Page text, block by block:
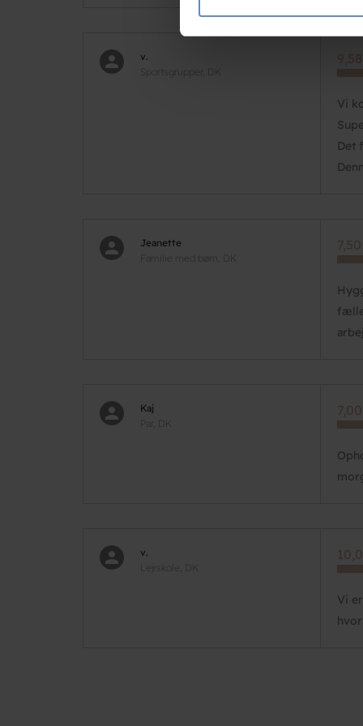
v.
Sportsgrupper, DK
Vi
Det
Jeanette
Familie med børn, DK
Kaj
Par, DK
v.
Lejrskole, DK
Vi